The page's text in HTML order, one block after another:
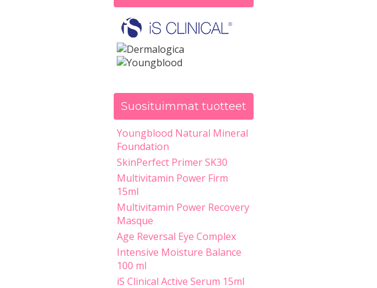
Suosituimmat tuotteet
Youngblood Natural Mineral
Foundation
SkinPerfect Primer SK30
Multivitamin Power Firm
15ml
Multivitamin Power Recovery
Masque
Age Reversal Eye Complex
Intensive Moisture Balance
100 ml
iS Clinical Active Serum 15ml